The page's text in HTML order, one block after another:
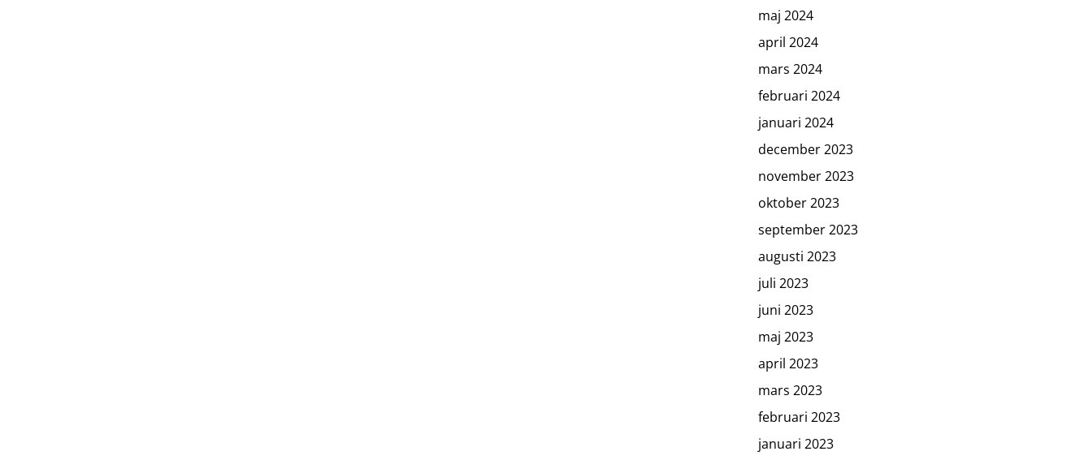
maj 2024
april 2024
mars 2024
februari 2024
januari 2024
december 2023
november 2023
oktober 2023
september 2023
augusti 2023
juli 2023
juni 2023
maj 2023
april 2023
mars 2023
februari 2023
januari 2023